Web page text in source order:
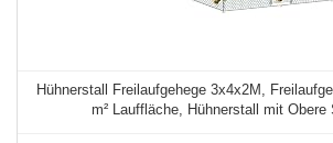
Hühnerstall Freilaufgehege 3x4x2M,
m² Lauffläche, Hühnerstall mit